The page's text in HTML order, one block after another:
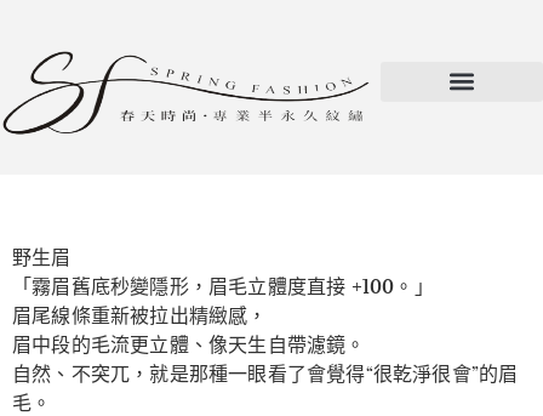
野生眉
「霧眉舊底秒變隱形，眉毛立體度直接 +100。」
眉尾線條重新被拉出精緻感，
眉中段的毛流更立體、像天生自帶濾鏡。
自然、不突兀，就是那種一眼看了會覺得“很乾淨很會”的眉
毛。